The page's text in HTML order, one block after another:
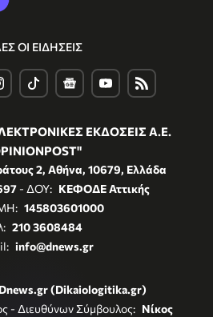
ΟΙ ΕΙΔΗΣΕΙΣ
ΕΚΔΟΣΕΙΣ Α.Ε.
2, Αθήνα, 10679, Ελλάδα
- ΔΟΥ: ΚΕΦΟΔΕ Αττικής
145803601000
210 3608484
info@dnews.gr
Dnews.gr (Dikaiologitika.gr)
- Διευθύνων Σύμβουλος: Νίκος